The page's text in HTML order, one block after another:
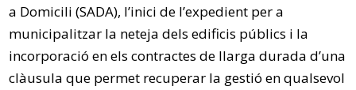
a Domicili (SADA), l’inici de l’expedient per a
municipalitzar la neteja dels edificis públics i la
incorporació en els contractes de llarga durada d’una
clàusula que permet recuperar la gestió en qualsevol